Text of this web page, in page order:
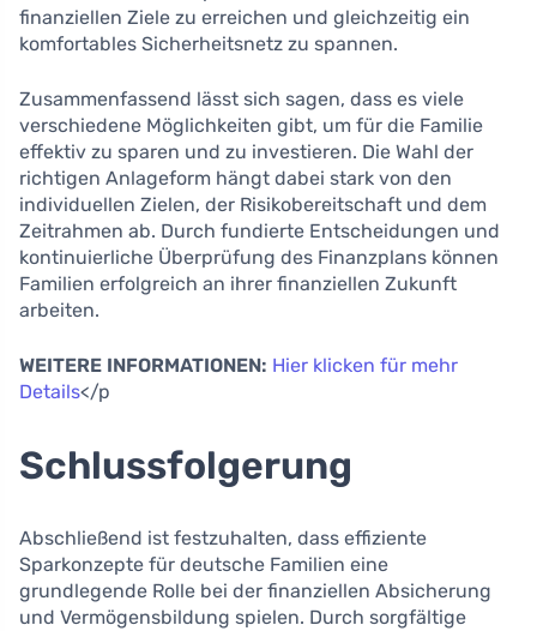
finanziellen Ziele zu erreichen und gleichzeitig ein
komfortables Sicherheitsnetz zu spannen.
Zusammenfassend lässt sich sagen, dass es viele
verschiedene Möglichkeiten gibt, um für die Familie
effektiv zu sparen und zu investieren. Die Wahl der
richtigen Anlageform hängt dabei stark von den
individuellen Zielen, der Risikobereitschaft und dem
Zeitrahmen ab. Durch fundierte Entscheidungen und
kontinuierliche Überprüfung des Finanzplans können
Familien erfolgreich an ihrer finanziellen Zukunft
arbeiten.
WEITERE INFORMATIONEN: Hier klicken für mehr
Details</p
Schlussfolgerung
Abschließend ist festzuhalten, dass effiziente
Sparkonzepte für deutsche Familien eine
grundlegende Rolle bei der finanziellen Absicherung
und Vermögensbildung spielen. Durch sorgfältige